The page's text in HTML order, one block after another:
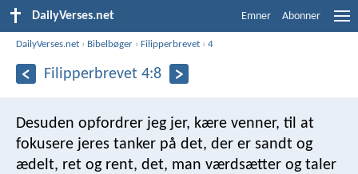
DailyVerses.net Emner Abonner
DailyVerses.net › Bibelbøger ›Filipperbrevet ›4
Filipperbrevet 4:8
Desuden opfordrer jeg jer, kære venner, til at
fokusere jeres tanker på det, der er sandt og
ædelt, ret og rent, det, man værdsætter og taler